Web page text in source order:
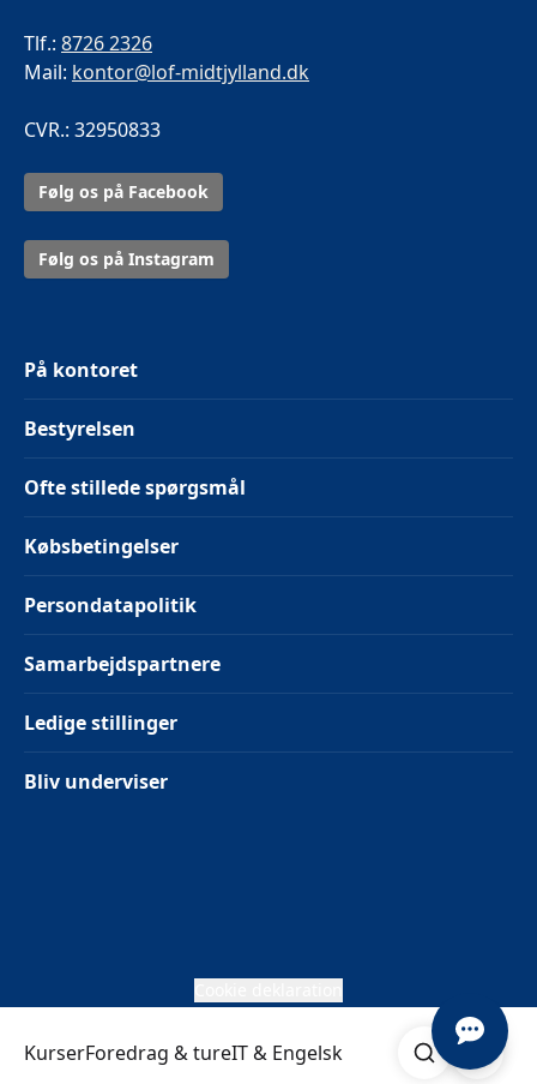
KurserForedrag & tureIT & Engelsk Søg Åben
Tlf.: 8726 2326
Mail: kontor@lof-midtjylland.dk
CVR.: 32950833
Følg os på Facebook
Følg os på Instagram
På kontoret
Bestyrelsen
Ofte stillede spørgsmål
Købsbetingelser
Persondatapolitik
Samarbejdspartnere
Ledige stillinger
Bliv underviser